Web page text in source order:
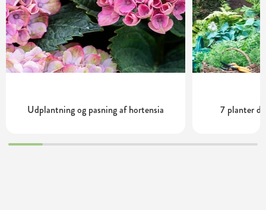
Udplantning og pasning af hortensia 7 planter